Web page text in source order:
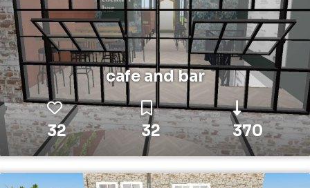
cafe and bar
32 32 370